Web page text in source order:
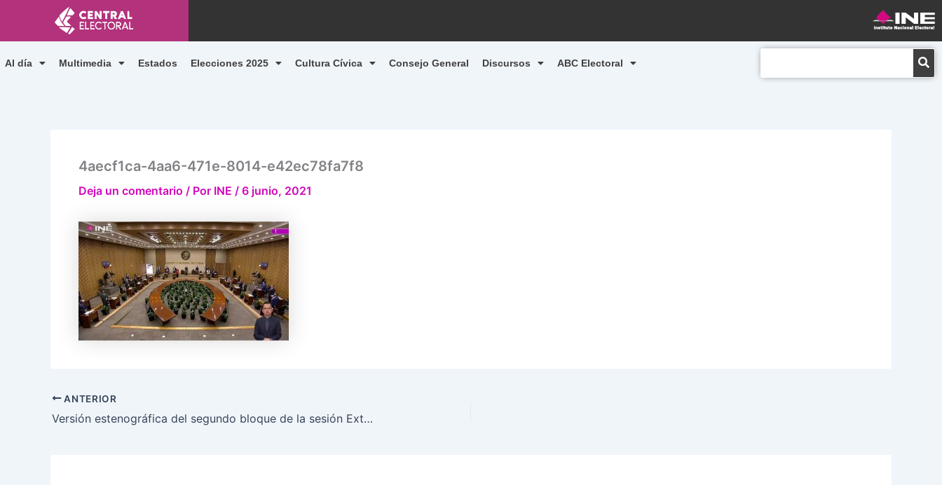
contenido
Al día Multimedia Estados Elecciones 2025 Cultura Cívica Consejo General Discursos ABC Electoral
4aecf1ca-4aa6-471e-8014-e42ec78fa7f8
Deja un comentario / Por INE / 6 junio, 2021
ANTERIOR
Versión estenográfica del segundo bloque de la sesión Extraordinaria del Consejo General, 6 de junio de 2021